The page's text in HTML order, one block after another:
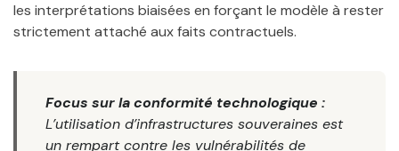
les interprétations biaisées en forçant le modèle à rester
strictement attaché aux faits contractuels.
Focus sur la conformité technologique :
L’utilisation d’infrastructures souveraines est
un rempart contre les vulnérabilités de